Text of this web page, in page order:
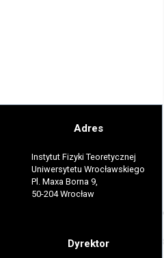
Adres
Instytut Fizyki Teoretycznej
Uniwersytetu Wrocławskiego
Pl. Maxa Borna 9,
50-204 Wrocław
Dyrektor